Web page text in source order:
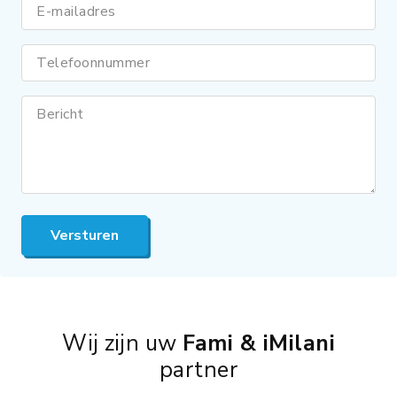
E-mailadres
Telefoonnummer
Bericht
Versturen
Wij zijn uw Fami & iMilani
partner